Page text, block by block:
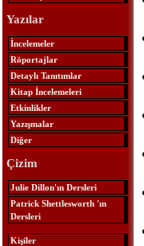
Yazılar
İncelemeler
Röportajlar
Detaylı Tanıtımlar
Kitap İncelemeleri
Etkinlikler
Yazışmalar
Diğer
Çizim
Julie Dillon'ın Dersleri
Patrick Shettlesworth 'ın
Dersleri
Kişiler